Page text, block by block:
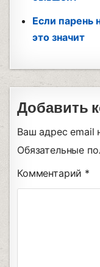
Если парень
это значит
Добавить
Ваш адрес email
Обязательные
Комментарий *